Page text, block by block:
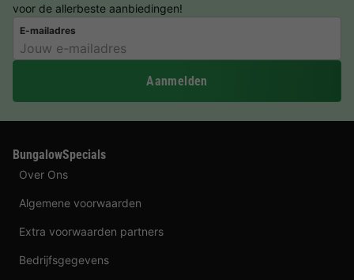
voor de allerbeste aanbiedingen!
E-mailadres
Aanmelden
BungalowSpecials
Over Ons
Algemene voorwaarden
Extra voorwaarden partners
Bedrijfsgegevens